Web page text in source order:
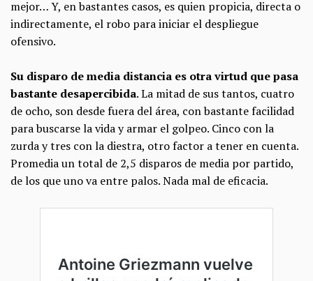
mejor… Y, en bastantes casos, es quien propicia, directa o
indirectamente, el robo para iniciar el despliegue
ofensivo.
Su disparo de media distancia es otra virtud que pasa
bastante desapercibida. La mitad de sus tantos, cuatro
de ocho, son desde fuera del área, con bastante facilidad
para buscarse la vida y armar el golpeo. Cinco con la
zurda y tres con la diestra, otro factor a tener en cuenta.
Promedia un total de 2,5 disparos de media por partido,
de los que uno va entre palos. Nada mal de eficacia.